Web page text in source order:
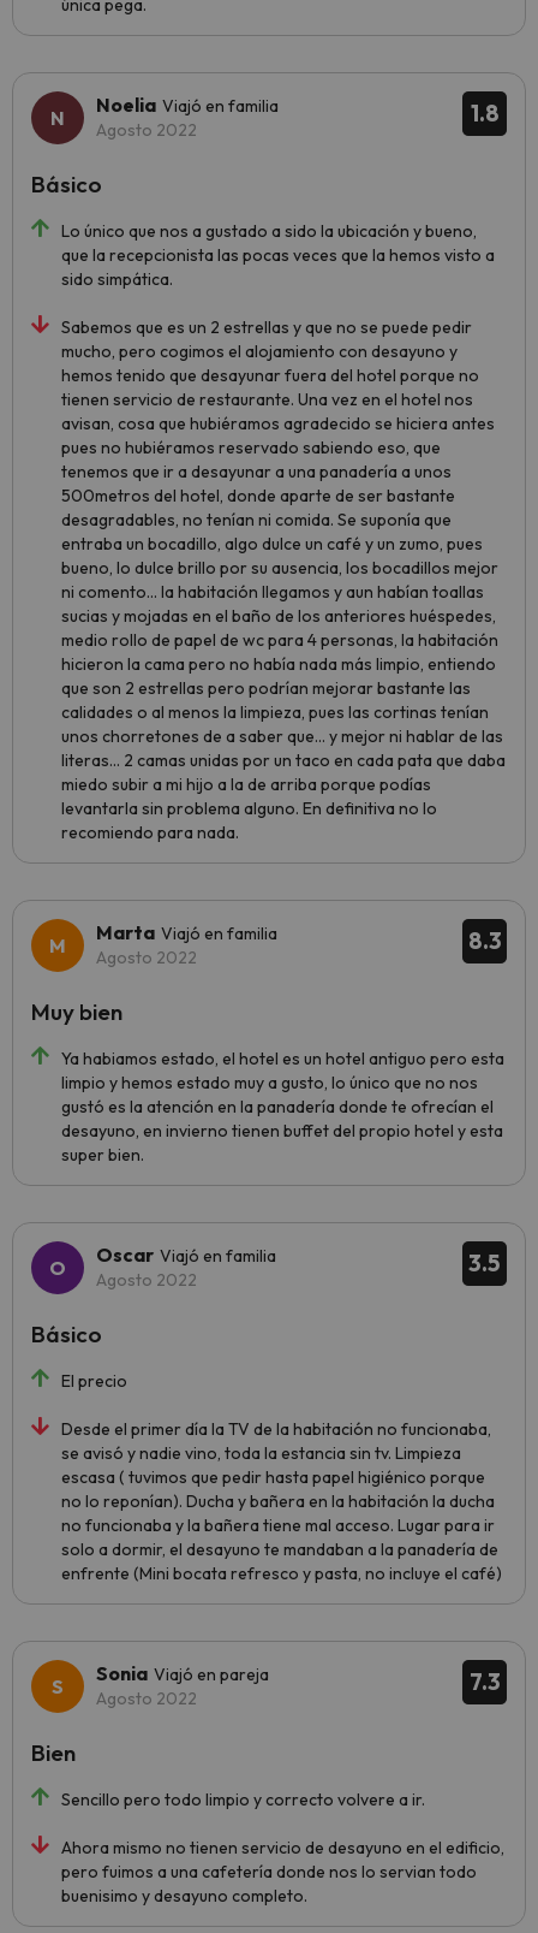
única pega.
1.8
Noelia Viajó en familia
Agosto 2022
Lo único que nos a gustado a sido la ubicación y bueno,
que la recepcionista las pocas veces que la hemos visto a
sido simpática.
Sabemos que es un 2 estrellas y que no se puede pedir
mucho, pero cogimos el alojamiento con desayuno y
hemos tenido que desayunar fuera del hotel porque no
tienen servicio de restaurante. Una vez en el hotel nos
avisan, cosa que hubiéramos agradecido se hiciera antes
pues no hubiéramos reservado sabiendo eso, que
tenemos que ir a desayunar a una panadería a unos
500metros del hotel, donde aparte de ser bastante
desagradables, no tenían ni comida. Se suponía que
entraba un bocadillo, algo dulce un café y un zumo, pues
bueno, lo dulce brillo por su ausencia, los bocadillos mejor
ni comento... la habitación llegamos y aun habían toallas
sucias y mojadas en el baño de los anteriores huéspedes,
medio rollo de papel de wc para 4 personas, la habitación
hicieron la cama pero no había nada más limpio, entiendo
que son 2 estrellas pero podrían mejorar bastante las
calidades o al menos la limpieza, pues las cortinas tenían
unos chorretones de a saber que... y mejor ni hablar de las
literas... 2 camas unidas por un taco en cada pata que daba
miedo subir a mi hijo a la de arriba porque podías
levantarla sin problema alguno. En definitiva no lo
recomiendo para nada.
Básico
8.3
Marta Viajó en familia
Agosto 2022
Ya habiamos estado, el hotel es un hotel antiguo pero esta
limpio y hemos estado muy a gusto, lo único que no nos
gustó es la atención en la panadería donde te ofrecían el
desayuno, en invierno tienen buffet del propio hotel y esta
super bien.
Muy bien
3.5
Oscar Viajó en familia
Agosto 2022
El precio
Desde el primer día la TV de la habitación no funcionaba,
se avisó y nadie vino, toda la estancia sin tv. Limpieza
escasa ( tuvimos que pedir hasta papel higiénico porque
no lo reponían). Ducha y bañera en la habitación la ducha
no funcionaba y la bañera tiene mal acceso. Lugar para ir
solo a dormir, el desayuno te mandaban a la panadería de
enfrente (Mini bocata refresco y pasta, no incluye el café)
Básico
7.3
Sonia Viajó en pareja
Agosto 2022
Sencillo pero todo limpio y correcto volvere a ir.
Ahora mismo no tienen servicio de desayuno en el edificio,
pero fuimos a una cafetería donde nos lo servian todo
buenisimo y desayuno completo.
Bien